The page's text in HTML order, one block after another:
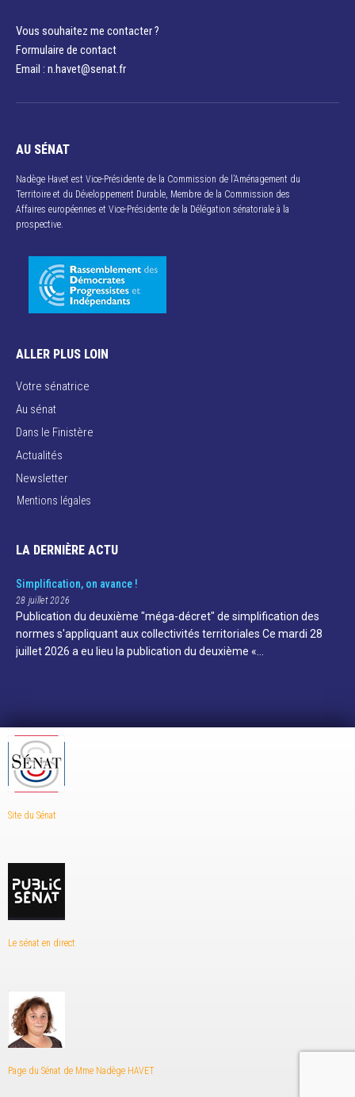
Vous souhaitez me contacter ?
Formulaire de contact
Email : n.havet@senat.fr​
AU SÉNAT
Nadège Havet est Vice-Présidente de la Commission de l’Aménagement du
Territoire et du Développement Durable, Membre de la Commission des
Affaires européennes et Vice-Présidente de la Délégation sénatoriale à la
prospective.
ALLER PLUS LOIN
Votre sénatrice
Au sénat
Dans le Finistère
Actualités
Newsletter
Mentions légales
LA DERNIÈRE ACTU
Simplification, on avance !
28 juillet 2026
Publication du deuxième "méga-décret" de simplification des
normes s'appliquant aux collectivités territoriales Ce mardi 28
juillet 2026 a eu lieu la publication du deuxième «…
Site du Sénat
Le sénat en direct
Page du Sénat de Mme Nadège HAVET